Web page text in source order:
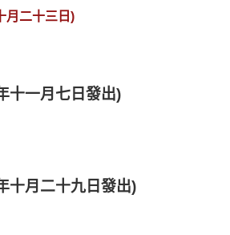
月二十三日)
十一月七日發出)
十月二十九日發出)